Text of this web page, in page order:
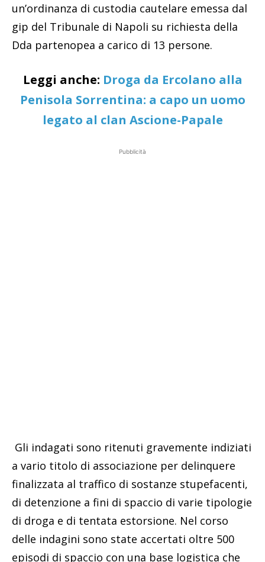
un’ordinanza di custodia cautelare emessa dal
gip del Tribunale di Napoli su richiesta della
Dda partenopea a carico di 13 persone.
Leggi anche: Droga da Ercolano alla
Penisola Sorrentina: a capo un uomo
legato al clan Ascione-Papale
Pubblicità
Gli indagati sono ritenuti gravemente indiziati
a vario titolo di associazione per delinquere
finalizzata al traffico di sostanze stupefacenti,
di detenzione a fini di spaccio di varie tipologie
di droga e di tentata estorsione. Nel corso
delle indagini sono state accertati oltre 500
episodi di spaccio con una base logistica che